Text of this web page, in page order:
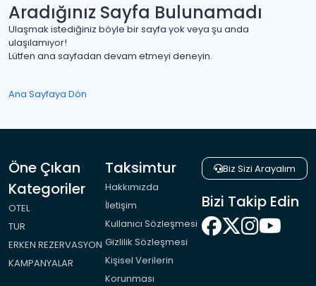
Aradığınız Sayfa Bulunamadı
Ulaşmak istediğiniz böyle bir sayfa yok veya şu anda
ulaşılamıyor!
Lütfen ana sayfadan devam etmeyi deneyin.
Ana Sayfaya Dön
Öne Çıkan
Kategoriler
OTEL
TUR
ERKEN REZERVASYON
KAMPANYALAR
Taksimtur
Hakkımızda
İletişim
Kullanıcı Sözleşmesi
Gizlilik Sözleşmesi
Kişisel Verilerin
Korunması
Biz Sizi Arayalım
Bizi Takip Edin